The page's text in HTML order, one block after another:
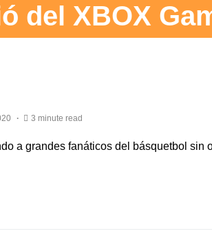
del XBOX
3 minute read
a grandes fanáticos del básquetbol sin